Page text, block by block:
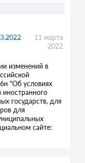
11 марта
2022
изменений в
"Об условиях
иностранного
государств, для
для
сайте: